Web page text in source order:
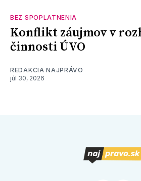
BEZ SPOPLATNENIA
Konflikt záujmov v
činnosti ÚVO
REDAKCIA NAJPRÁVO
júl 30, 2026